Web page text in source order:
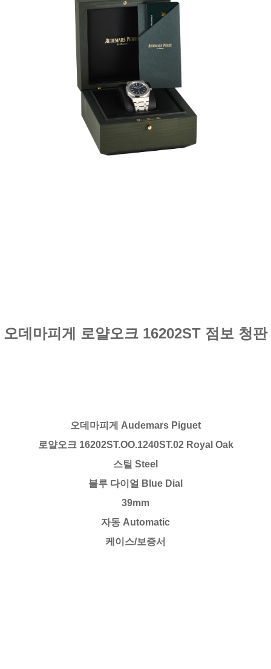
오데마피게 로얄오크 16202ST 점보 청판
오데마피게 Audemars Piguet
로얄오크 16202ST.OO.1240ST.02 Royal Oak
스틸 Steel
블루 다이얼 Blue Dial
39mm
자동 Automatic
케이스/보증서